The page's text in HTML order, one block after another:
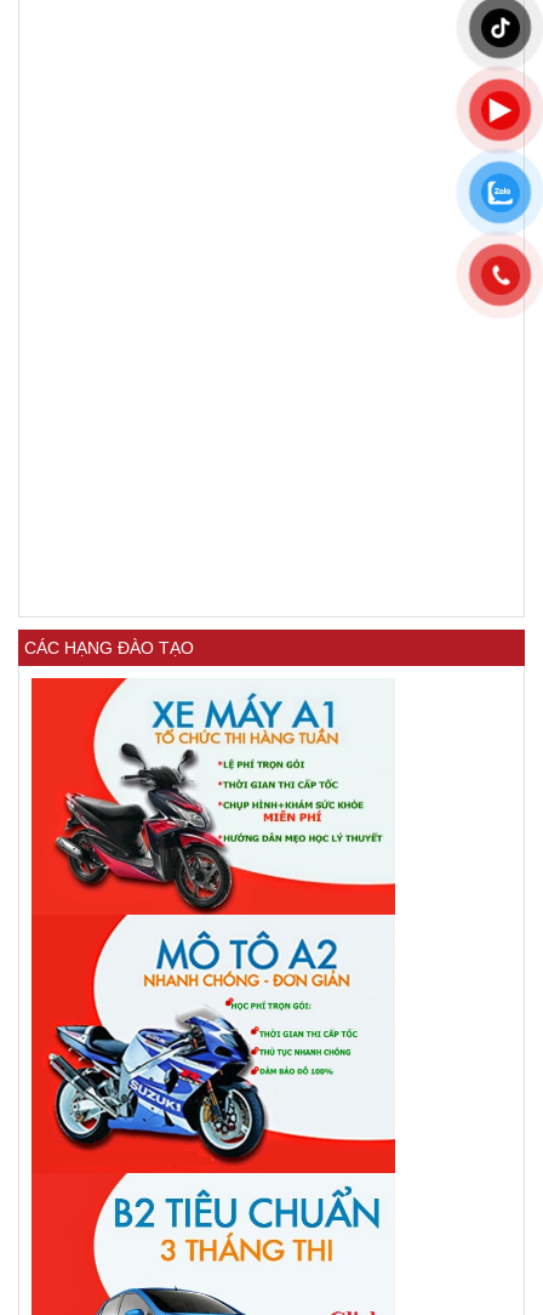
CÁC HẠNG ĐÀO TẠO